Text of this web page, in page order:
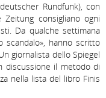
Rundfunk), con
consigliano ogni
Da qualche settimana
hanno scritto
giornalista dello Spiegel
discussione il metodo di
nella lista del libro Finis